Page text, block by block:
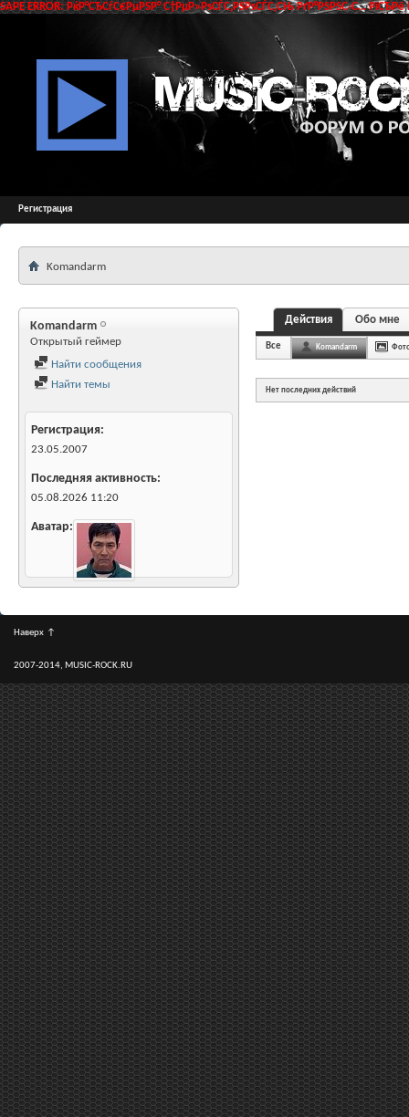
SAPE ERROR: РќР°СЂСѓС€РµРЅР° С†РµР»РѕСЃС‚РЅРѕСЃС‚СЊ РґР°РЅРЅС‹С…
Регистрация
Komandarm
Komandarm
Открытый геймер
Найти сообщения
Найти темы
Регистрация
23.05.2007
Последняя активность
05.08.2026 11:20
Аватар
Действия Обо мне
Все Komandarm
Нет последних действий
Наверх ↑
2007-2014, MUSIC-ROCK.RU